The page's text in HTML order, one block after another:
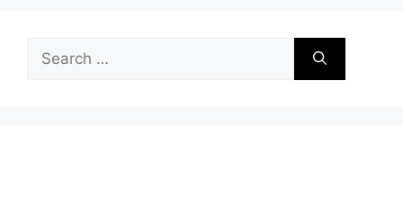
for: